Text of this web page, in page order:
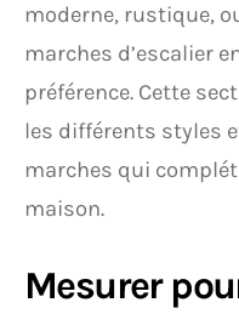
moderne, rustique,
marches d’escalier
préférence. Cette
les différents styles
marches qui
maison.
Mesurer